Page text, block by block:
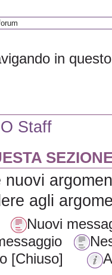
in
Staff
nuovi
agli
Nuovi
[Chiuso]